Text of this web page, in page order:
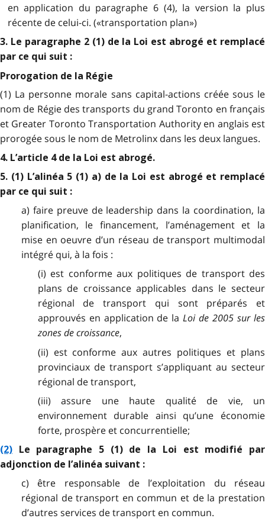
en application du paragraphe 6 (4), la version la plus
récente de celui-ci. («transportation plan»)
3. Le paragraphe 2 (1) de la Loi est abrogé et remplacé
par ce qui suit :
Prorogation de la Régie
(1) La personne morale sans capital-actions créée sous le
nom de Régie des transports du grand Toronto en français
et Greater Toronto Transportation Authority en anglais est
prorogée sous le nom de Metrolinx dans les deux langues.
4. L’article 4 de la Loi est abrogé.
5. (1) L’alinéa 5 (1) a) de la Loi est abrogé et remplacé
par ce qui suit :
a) faire preuve de leadership dans la coordination, la
planification, le financement, l’aménagement et la
mise en oeuvre d’un réseau de transport multimodal
intégré qui, à la fois :
(i) est conforme aux politiques de transport des
plans de croissance applicables dans le secteur
régional de transport qui sont préparés et
approuvés en application de laLoi de 2005 sur les
zones de croissance,
(ii) est conforme aux autres politiques et plans
provinciaux de transport s’appliquant au secteur
régional de transport,
(iii) assure une haute qualité de vie, un
environnement durable ainsi qu’une économie
forte, prospère et concurrentielle;
(2) Le paragraphe 5 (1) de la Loi est modifié par
adjonction de l’alinéa suivant :
c) être responsable de l’exploitation du réseau
régional de transport en commun et de la prestation
d’autres services de transport en commun.